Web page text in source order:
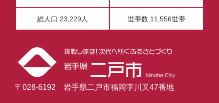
総人口 23,229人 世帯数 11,556世帯
〒028-6192 岩手県二戸市福岡字川又47番地